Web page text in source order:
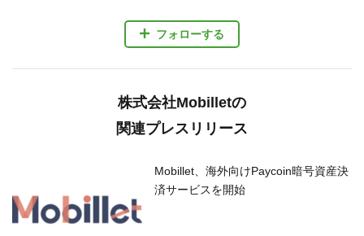
フォローする
株式会社Mobilletの
関連プレスリリース
Mobillet、海外向けPaycoin暗号資産決
済サービスを開始